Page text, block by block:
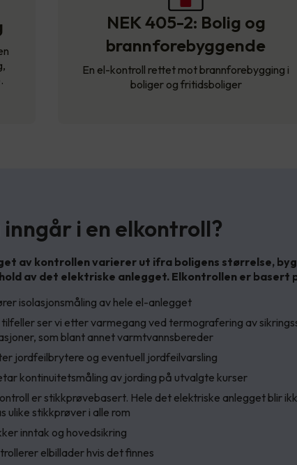
NEK 405-2: Bolig og
brannforebyggende
En el-kontroll rettet mot brannforebygging i
boliger og fritidsboliger
inngår i en elkontroll?
av kontrollen varierer ut ifra boligens størrelse,
av det elektriske anlegget. Elkontrollen er basert
isolasjonsmåling av hele el-anlegget
tilfeller ser vi etter varmegang ved termografering av
som blant annet varmtvannsbereder
jordfeilbrytere og eventuell jordfeilvarsling
kontinuitetsmåling av jording på utvalgte kurser
er stikkprøvebasert. Hele det elektriske anlegget blir
ulike stikkprøver i alle rom
inntak og hovedsikring
elbillader hvis det finnes